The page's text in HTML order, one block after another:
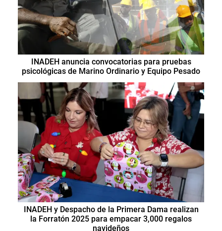
INADEH anuncia convocatorias para pruebas
psicológicas de Marino Ordinario y Equipo Pesado
INADEH y Despacho de la Primera Dama realizan
la Forratón 2025 para empacar 3,000 regalos
navideños